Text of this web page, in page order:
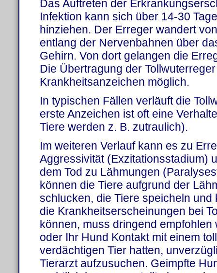
Das Auftreten der
Infektion kann sich über 14-30
hinziehen. Der Erreger wandert
entlang der Nervenbahnen über
Gehirn. Von dort gelangen die
Die Übertragung der
Krankheitsanzeichen möglich.
In typischen Fällen verläuft die
erste Anzeichen ist oft eine
Tiere werden z. B. zutraulich).
Im weiteren Verlauf kann es zu
Aggressivität (Exzitationsstadium)
dem Tod zu Lähmungen
können die Tiere aufgrund der
schlucken, die Tiere speicheln
die Krankheitserscheinungen bei
können, muss dringend empfohlen
oder Ihr Hund Kontakt mit einem
verdächtigen Tier hatten,
Tierarzt aufzusuchen. Geimpfte